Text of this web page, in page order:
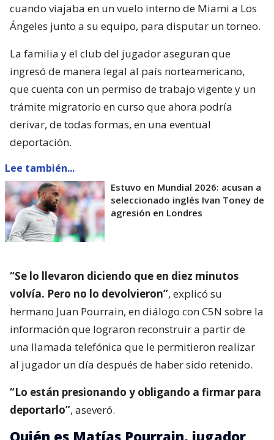
cuando viajaba en un vuelo interno de Miami a Los
Ángeles junto a su equipo, para disputar un torneo.
La familia y el club del jugador aseguran que
ingresó de manera legal al país norteamericano,
que cuenta con un permiso de trabajo vigente y un
trámite migratorio en curso que ahora podría
derivar, de todas formas, en una eventual
deportación.
Lee también...
Estuvo en Mundial 2026: acusan a
seleccionado inglés Ivan Toney de
agresión en Londres
“Se lo llevaron diciendo que en diez minutos
volvía. Pero no lo devolvieron”, explicó su
hermano Juan Pourrain, en diálogo con C5N sobre la
información que lograron reconstruir a partir de
una llamada telefónica que le permitieron realizar
al jugador un día después de haber sido retenido.
“Lo están presionando y obligando a firmar para
deportarlo”, aseveró.
Quién es Matías Pourrain, jugador